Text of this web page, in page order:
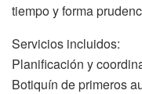
tiempo y forma
Servicios incluidos:
Planificación y
Botiquín de primeros